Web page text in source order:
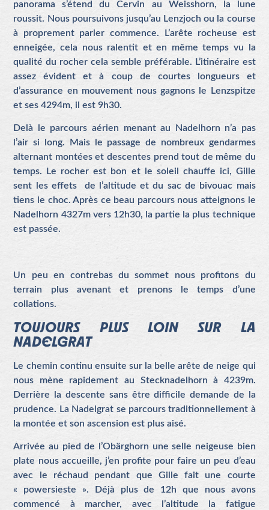
panorama s’étend du Cervin au Weisshorn, la lune
roussit. Nous poursuivons jusqu’au Lenzjoch ou la course
à proprement parler commence. L’arête rocheuse est
enneigée, cela nous ralentit et en même temps vu la
qualité du rocher cela semble préférable. L’itinéraire est
assez évident et à coup de courtes longueurs et
d’assurance en mouvement nous gagnons le Lenzspitze
et ses 4294m, il est 9h30.
Delà le parcours aérien menant au Nadelhorn n’a pas
l’air si long. Mais le passage de nombreux gendarmes
alternant montées et descentes prend tout de même du
temps. Le rocher est bon et le soleil chauffe ici, Gille
sent les effets de l’altitude et du sac de bivouac mais
tiens le choc. Après ce beau parcours nous atteignons le
Nadelhorn 4327m vers 12h30, la partie la plus technique
est passée.
Un peu en contrebas du sommet nous profitons du
terrain plus avenant et prenons le temps d’une
collations.
TOUJOURS PLUS LOIN SUR LA
NADELGRAT
Le chemin continu ensuite sur la belle arête de neige qui
nous mène rapidement au Stecknadelhorn à 4239m.
Derrière la descente sans être difficile demande de la
prudence. La Nadelgrat se parcours traditionnellement à
la montée et son ascension est plus aisé.
Arrivée au pied de l’Obärghorn une selle neigeuse bien
plate nous accueille, j’en profite pour faire un peu d’eau
avec le réchaud pendant que Gille fait une courte
« powersieste ». Déjà plus de 12h que nous avons
commencé à marcher, avec l’altitude la fatigue